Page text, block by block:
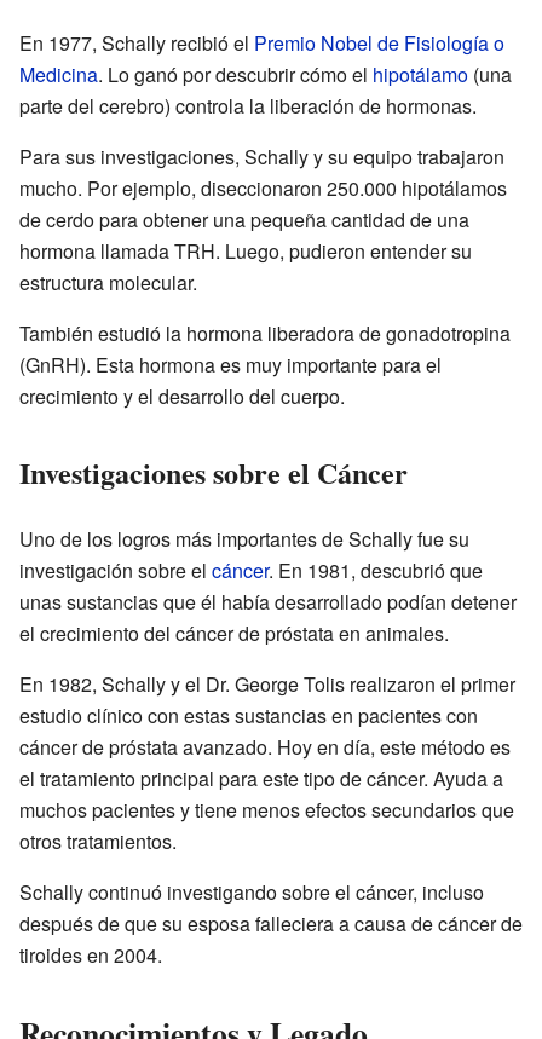
En 1977, Schally recibió el Premio Nobel de Fisiología o
Medicina. Lo ganó por descubrir cómo el hipotálamo (una
parte del cerebro) controla la liberación de hormonas.
Para sus investigaciones, Schally y su equipo trabajaron
mucho. Por ejemplo, diseccionaron 250.000 hipotálamos
de cerdo para obtener una pequeña cantidad de una
hormona llamada TRH. Luego, pudieron entender su
estructura molecular.
También estudió la hormona liberadora de gonadotropina
(GnRH). Esta hormona es muy importante para el
crecimiento y el desarrollo del cuerpo.
Investigaciones sobre el Cáncer
Uno de los logros más importantes de Schally fue su
investigación sobre el cáncer. En 1981, descubrió que
unas sustancias que él había desarrollado podían detener
el crecimiento del cáncer de próstata en animales.
En 1982, Schally y el Dr. George Tolis realizaron el primer
estudio clínico con estas sustancias en pacientes con
cáncer de próstata avanzado. Hoy en día, este método es
el tratamiento principal para este tipo de cáncer. Ayuda a
muchos pacientes y tiene menos efectos secundarios que
otros tratamientos.
Schally continuó investigando sobre el cáncer, incluso
después de que su esposa falleciera a causa de cáncer de
tiroides en 2004.